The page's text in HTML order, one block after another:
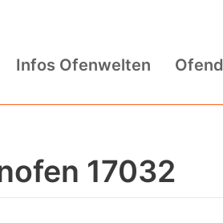
Infos Ofenwelten
17032